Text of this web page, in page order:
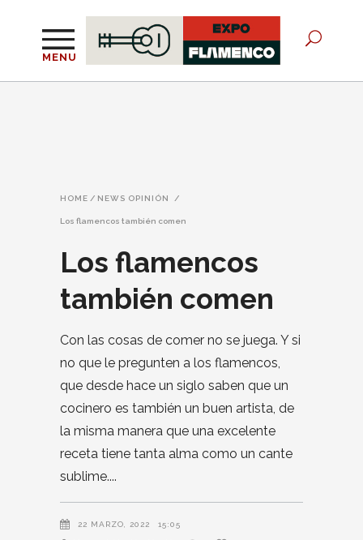
MENU
HOME / NEWS OPINIÓN /
Los flamencos también comen
Los flamencos
también comen
Con las cosas de comer no se juega. Y si
no que le pregunten a los flamencos,
que desde hace un siglo saben que un
cocinero es también un buen artista, de
la misma manera que una excelente
receta tiene tanta alma como un cante
sublime.
22 MARZO, 2022 15:05